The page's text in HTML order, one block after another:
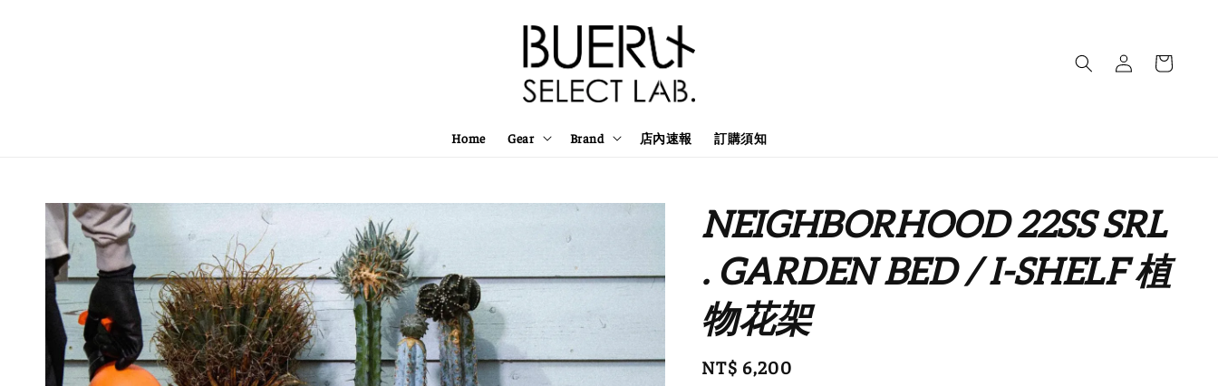
Home Gear Brand 店內速報 訂購須知
NEIGHBORHOOD 22SS SRL
. GARDEN BED / I-SHELF 植
物花架
Regular
NT$ 6,200